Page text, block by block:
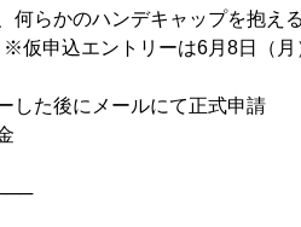
らかのハンデキャップを抱え
申込エントリーは6月8日（月
した後にメールにて正式申請